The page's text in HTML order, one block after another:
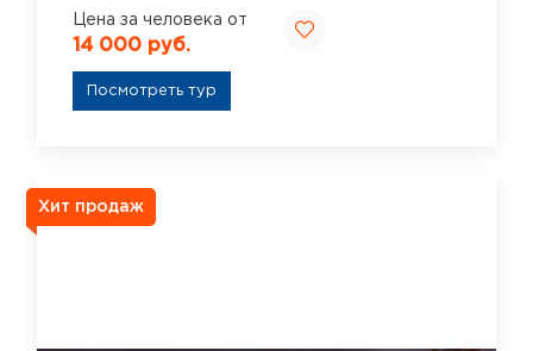
Цена за человека от
14 000 руб.
Посмотреть тур
Хит продаж